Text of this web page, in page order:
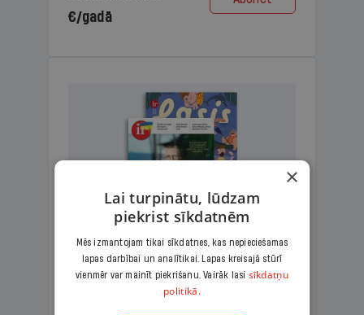
€/gadā
KOMPLEKTS IR + LASIS
Ģimenes komplekts – aizraujošs
×
Lai turpinātu, lūdzam
piekrist sīkdatnēm
Mēs izmantojam tikai sīkdatnes, kas nepieciešamas
lapas darbībai un analītikai. Lapas kreisajā stūrī
vienmēr var mainīt piekrišanu. Vairāk lasi sīkdatņu
politikā.